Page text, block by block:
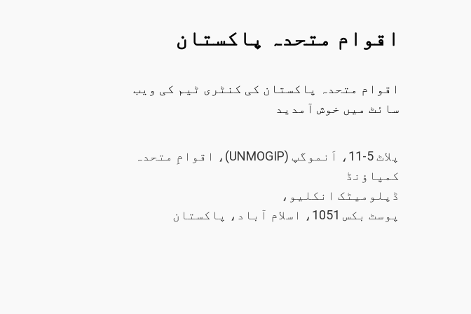
اقوام متحدہ پاکستان
اقوام متحدہ پاکستان کی کنٹری ٹیم کی ویب
سائٹ میں خوش آمدید
پلاٹ 5-11، اَنموگپ (UNMOGIP)، اقوامِ متحدہ
کمپاؤنڈ
ڈپلومیٹک انکلیو،
پوسٹ بکس 1051، اسلام آباد، پاکستان